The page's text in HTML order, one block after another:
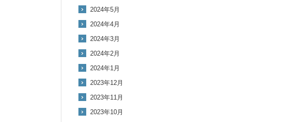
2024年5月
2024年4月
2024年3月
2024年2月
2024年1月
2023年12月
2023年11月
2023年10月